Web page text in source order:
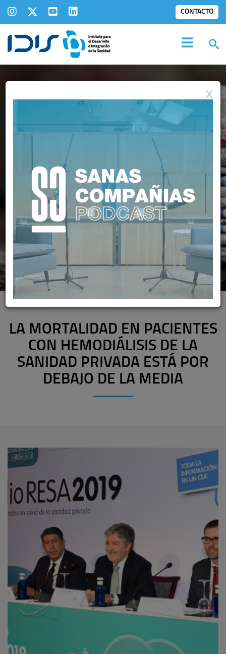
CONTACTO
IDIS EN LOSMEDIOS
LA MORTALIDAD EN PACIENTES
CON HEMODIÁLISIS DE LA
SANIDAD PRIVADA ESTÁ POR
DEBAJO DE LA MEDIA
X